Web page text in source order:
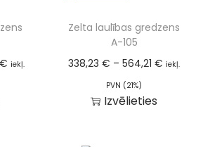
€ iekļ.
Zelta laulības gredzens
A-105
338,23€ – 564,21€ iekļ.
PVN (21%)
Izvēlieties